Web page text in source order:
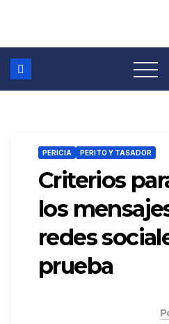
PERICIA PERITO Y TASADOR
Criterios
los
redes
prueba